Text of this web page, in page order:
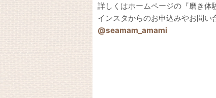
詳しくはホームページの『磨き体
インスタからのお申込みやお問い
@seamam_amami